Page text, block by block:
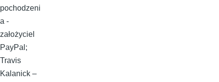
pochodzeni
a -
założyciel
PayPal;
Travis
Kalanick –